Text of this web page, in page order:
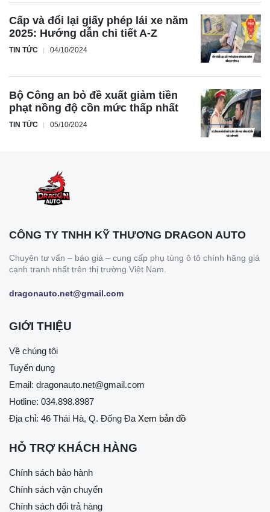
Cấp và đổi lại giấy phép lái xe năm
2025: Hướng dẫn chi tiết A-Z
TIN TỨC 04/10/2024
Bộ Công an bỏ đề xuất giảm tiền
phạt nồng độ cồn mức thấp nhất
TIN TỨC 05/10/2024
CÔNG TY TNHH KỸ THƯƠNG DRAGON AUTO
Chuyên tư vấn – báo giá – cung cấp phụ tùng ô tô chính hãng giá
cạnh tranh nhất trên thị trường Việt Nam.
dragonauto.net@gmail.com
GIỚI THIỆU
Về chúng tôi
Tuyển dụng
Email: dragonauto.net@gmail.com
Hotline: 034.898.8987
Địa chỉ: 46 Thái Hà, Q. Đống Đa Xem bản đồ
HỖ TRỢ KHÁCH HÀNG
Chính sách bảo hành
Chính sách vận chuyển
Chính sách đổi trả hàng